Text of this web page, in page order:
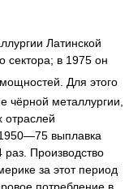
Латинской
сектора; в 1975 он
Для этого
чёрной металлургии,
отраслей
выплавка
Производство
за этот период